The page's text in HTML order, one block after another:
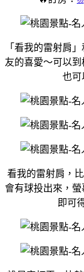
「看我的雷射肩
友的喜愛～可以到
也可
看我的雷射肩，
會有球投出來， 螢
即可